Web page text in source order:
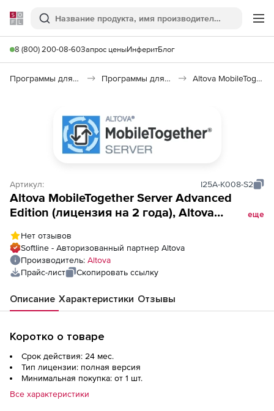
Softline
Поиск
8 (800) 200-08-60Запрос ценыИнферитБлог
Программы для смартфонов Программы для коммуникации для смартфонов Altova MobileTogether Server
Артикул: I25A-K008-S2
Altova MobileTogether Server Advanced
Edition (лицензия на 2 года), Altova
Core
еще
Нет отзывов
Softline - Авторизованный партнер Altova
Производитель: Altova
Прайс-лист
Скопировать ссылку
Описание Характеристики Отзывы
Коротко о товаре
Срок действия: 24 мес.
Тип лицензии: полная версия
Минимальная покупка: от 1 шт.
Все характеристики